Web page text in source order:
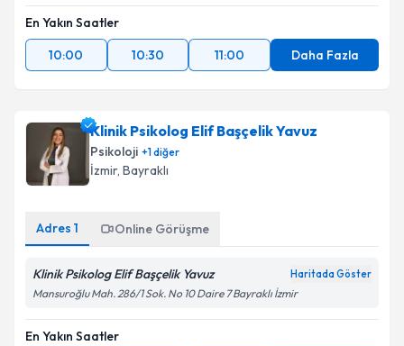
En Yakın Saatler
10:00
10:30 11:00 Daha Fazla
Klinik Psikolog Elif Başçelik Yavuz
Psikoloji +1diğer
İzmir, Bayraklı
Adres 1 Online Görüşme
Klinik Psikolog Elif Başçelik Yavuz Haritada Göster
Mansuroğlu Mah. 286/1 Sok. No 10 Daire 7 Bayraklı İzmir
En Yakın Saatler